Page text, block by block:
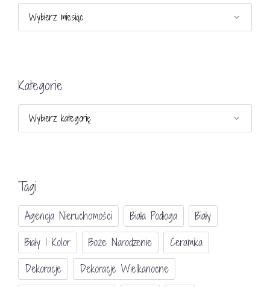
Kategorie
Tagi
Agencja Nieruchomości Biała Podłoga
Biały
Biały I Kolor
Boże Narodzenie
Ceramika
Dekoracje
Dekoracje Wielkanocne